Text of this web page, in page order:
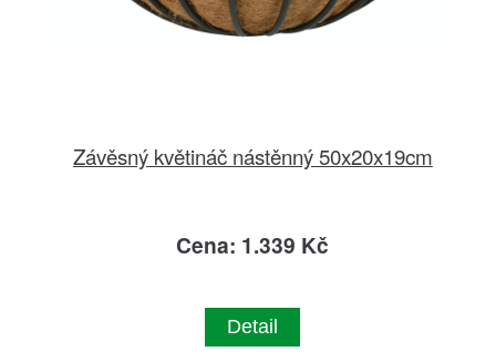
Závěsný květináč nástěnný 50x20x19cm
Cena: 1.339 Kč
Detail